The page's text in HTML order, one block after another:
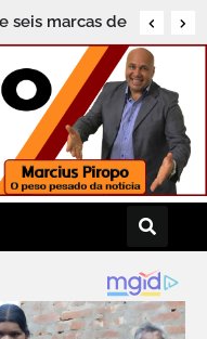
seis marcas de